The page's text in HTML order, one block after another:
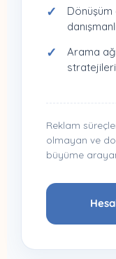
Arama
Reklam
olmayan ve
büyüme